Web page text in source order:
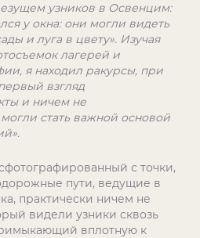
узников в Освенцим:
у окна: они могли видеть
и луга в цвету». Изучая
лагерей и
я находил ракурсы, при
взгляд
и ничем не
стать важной основой
с точки,
пути, ведущие в
практически ничем не
видели узники сквозь
вплотную к